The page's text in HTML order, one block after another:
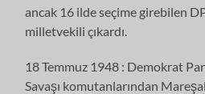
ancak 16 ilde seçime girebilen
milletvekili çıkardı.
18 Temmuz 1948 : Demokrat
Savaşı komutanlarından